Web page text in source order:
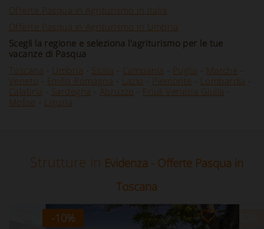
Offerte Pasqua in Agriturismo in Italia
Offerte Pasqua in Agriturismo in Umbria
Scegli la regione e seleziona l'agriturismo per le tue
vacanze di Pasqua
Toscana
Umbria Sicilia Campania Puglia Marche
Veneto
Emilia Romagna Lazio Piemonte Lombardia
Calabria
Sardegna Abruzzo Friuli Venezia Giulia
Molise
Liguria
Strutture in Evidenza - Offerte Pasqua in
Toscana
-10%